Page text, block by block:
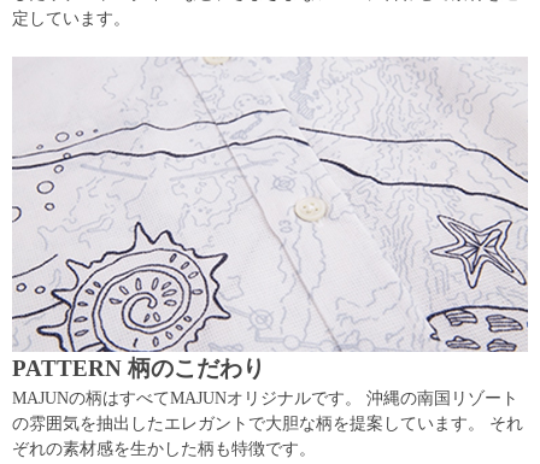
定しています。
PATTERN 柄のこだわり
MAJUNの柄はすべてMAJUNオリジナルです。 沖縄の南国リゾート
の雰囲気を抽出したエレガントで大胆な柄を提案しています。 それ
ぞれの素材感を生かした柄も特徴です。